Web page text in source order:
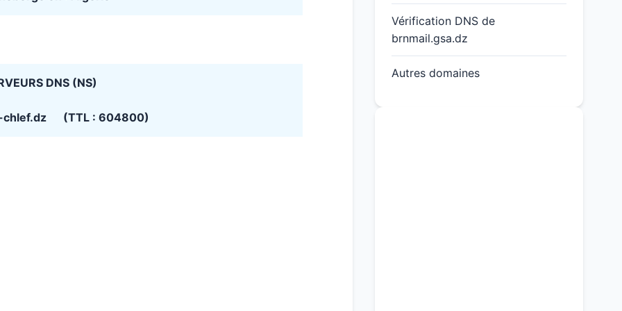
DNS (NS)
chlef.dz (TTL : 604800)
Vérification DNS de
brnmail.gsa.dz
Autres domaines